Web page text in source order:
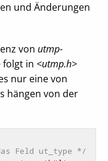
und Änderungen
von utmp-
folgt in <utmp.h>
nur eine von
hängen von der
Feld ut_type */